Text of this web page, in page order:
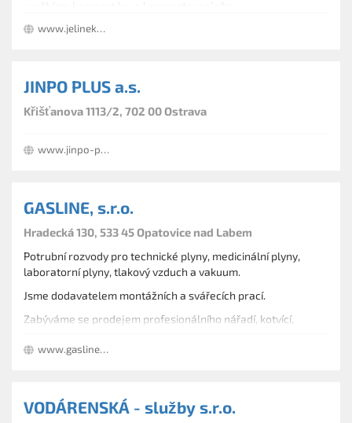
www.jelinek-trading.cz
JINPO PLUS a.s.
Křišťanova 1113/2, 702 00 Ostrava
www.jinpo-plus.cz
GASLINE, s.r.o.
Hradecká 130, 533 45 Opatovice nad Labem
Potrubní rozvody pro technické plyny, medicinální plyny,
laboratorní plyny, tlakový vzduch a vakuum.
Jsme dodavatelem montážních a svářecích prací.
Zabýváme se prodejem profesionálního nářadí, kotvící,
www.gasline.cz
VODÁRENSKÁ - služby s.r.o.